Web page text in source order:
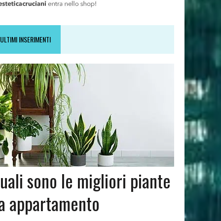
ULTIMI INSERIMENTI
sono le migliori piante
appartamento